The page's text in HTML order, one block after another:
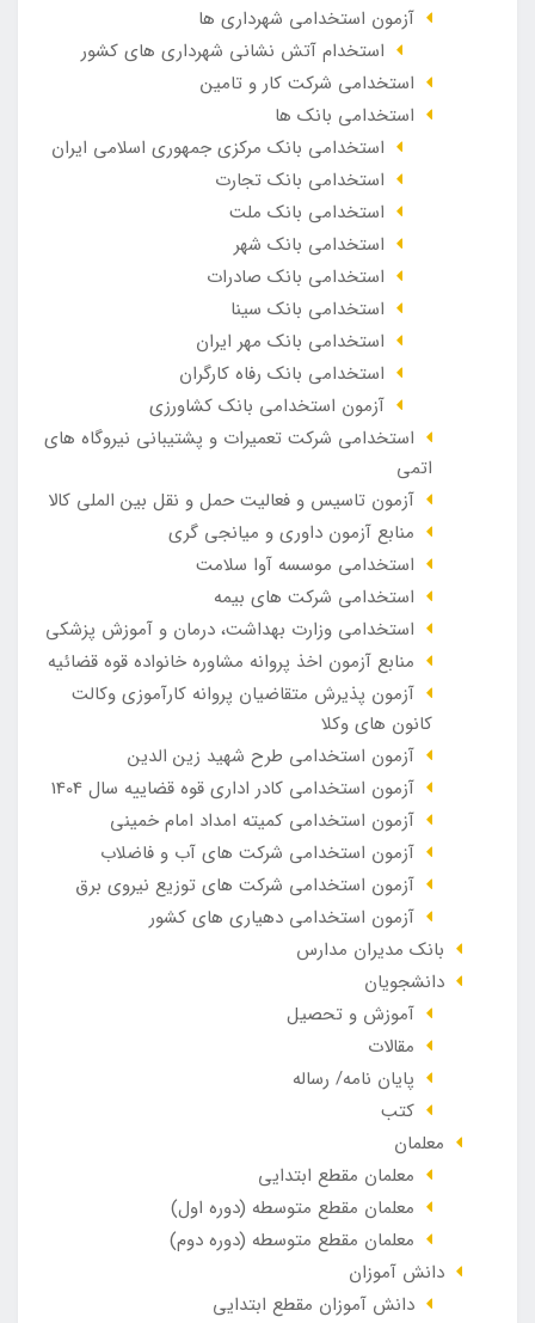
آزمون استخدامی شهرداری ها
استخدام آتش نشانی شهرداری های کشور
استخدامی شرکت کار و تامین
استخدامی بانک ها
استخدامی بانک مرکزی جمهوری اسلامی ایران
استخدامی بانک تجارت
استخدامی بانک ملت
استخدامی بانک شهر
استخدامی بانک صادرات
استخدامی بانک سینا
استخدامی بانک مهر ایران
استخدامی بانک رفاه کارگران
آزمون استخدامی بانک کشاورزی
استخدامی شرکت تعمیرات و پشتیبانی نیروگاه های
اتمی
آزمون تاسیس و فعالیت حمل و نقل بین الملی کالا
منابع آزمون داوری و میانجی گری
استخدامی موسسه آوا سلامت
استخدامی شرکت های بیمه
استخدامی وزارت بهداشت، درمان و آموزش پزشکی
منابع آزمون اخذ پروانه مشاوره خانواده قوه قضائیه
آزمون پذیرش متقاضیان پروانه کارآموزی وکالت
کانون های وکلا
آزمون استخدامی طرح شهید زین الدین
آزمون استخدامی کادر اداری قوه قضاییه سال 1404
آزمون استخدامی کمیته امداد امام خمینی
آزمون استخدامی شرکت های آب و فاضلاب
آزمون استخدامی شرکت های توزیع نیروی برق
آزمون استخدامی دهیاری های کشور
بانک مدیران مدارس
دانشجویان
آموزش و تحصیل
مقالات
پایان نامه/ رساله
کتب
معلمان
معلمان مقطع ابتدایی
معلمان مقطع متوسطه (دوره اول)
معلمان مقطع متوسطه (دوره دوم)
دانش آموزان
دانش آموزان مقطع ابتدایی